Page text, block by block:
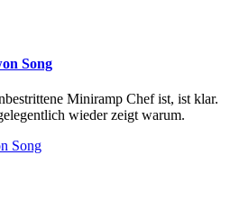
Song
Miniramp Chef ist, ist klar.
wieder zeigt warum.
Song